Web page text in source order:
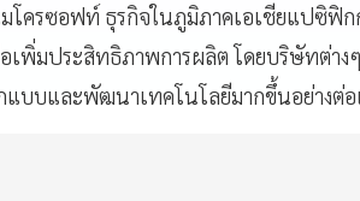
มโครซอฟท์ ธุรกิจในภูมิภาคเอเชียแปซิฟิ
เพิ่มประสิทธิภาพการผลิต โดยบริษัทต่า
แบบและพัฒนาเทคโนโลยีมากขึ้นอย่างต่อ